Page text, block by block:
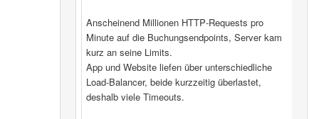
Anscheinend Millionen HTTP‑Requests pro
Minute auf die Buchungsendpoints, Server kam
kurz an seine Limits.
App und Website liefen über unterschiedliche
Load‑Balancer, beide kurzzeitig überlastet,
deshalb viele Timeouts.